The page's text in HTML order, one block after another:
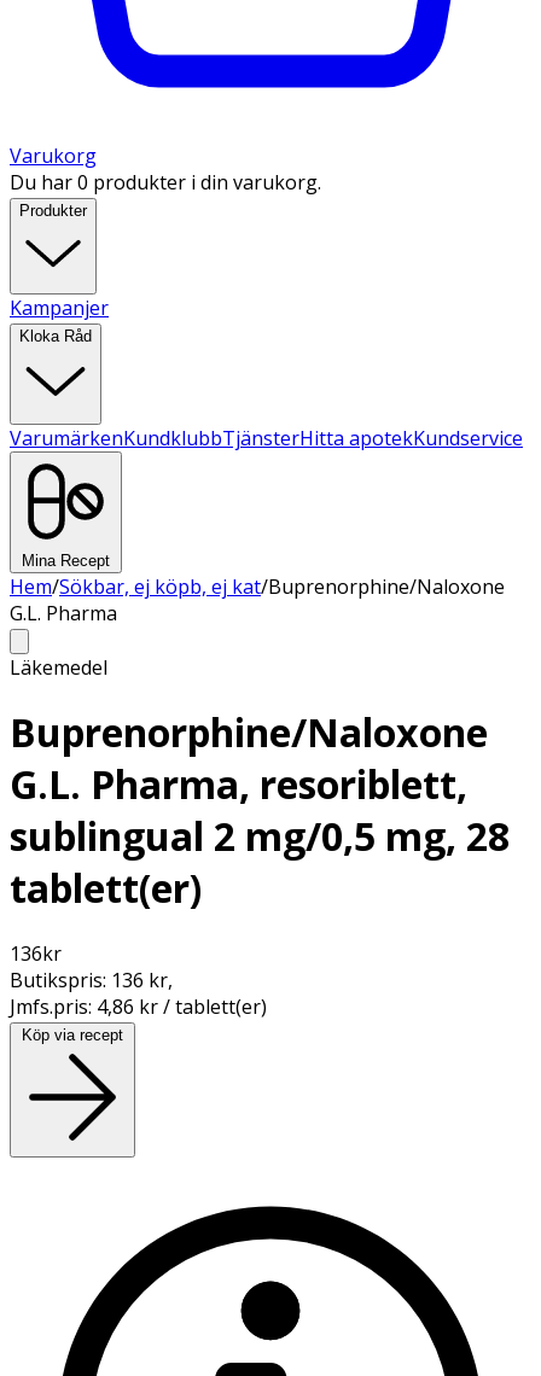
Varukorg
Du har 0 produkter i din varukorg.
Produkter
Kampanjer
Kloka Råd
VarumärkenKundklubbTjänsterHitta apotekKundservice
Mina Recept
Hem/Sökbar, ej köpb, ej kat/Buprenorphine/Naloxone
G.L. Pharma
Läkemedel
Buprenorphine/Naloxone
G.L. Pharma, resoriblett,
sublingual 2 mg/0,5 mg, 28
tablett(er)
136kr
Butikspris: 136 kr,
Jmfs.pris: 4,86 kr / tablett(er)
Köp via recept